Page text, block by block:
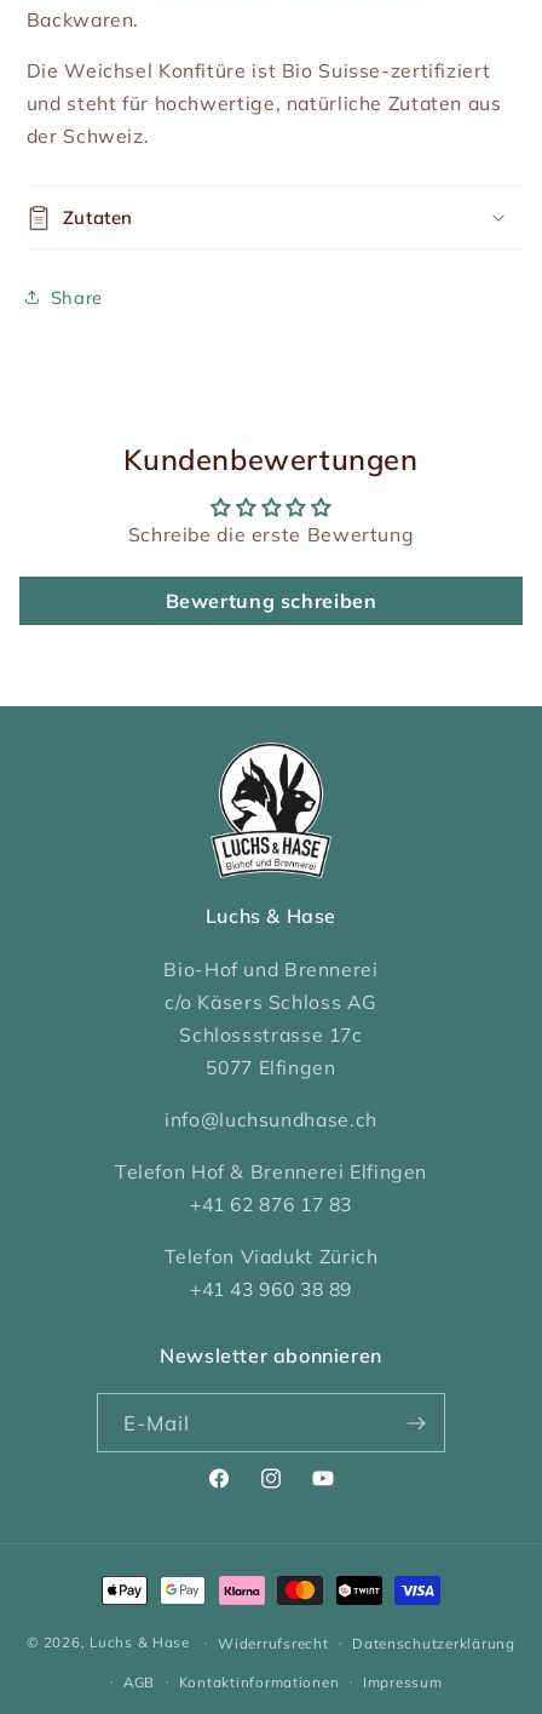
Backwaren.
Die Weichsel Konfitüre ist Bio Suisse-zertifiziert
und steht für hochwertige, natürliche Zutaten aus
der Schweiz.
Zutaten
Share
Kundenbewertungen
Schreibe die erste Bewertung
Bewertung schreiben
Luchs & Hase
Bio-Hof und Brennerei
c/o Käsers Schloss AG
Schlossstrasse 17c
5077 Elfingen
info@luchsundhase.ch
Telefon Hof & Brennerei Elfingen
+41 62 876 17 83
Telefon Viadukt Zürich
+41 43 960 38 89
Newsletter abonnieren
E-Mail
FacebookInstagramYouTube
Zahlungsmethoden
© 2026, Luchs & Hase Widerrufsrecht Datenschutzerklärung
AGB Kontaktinformationen Impressum